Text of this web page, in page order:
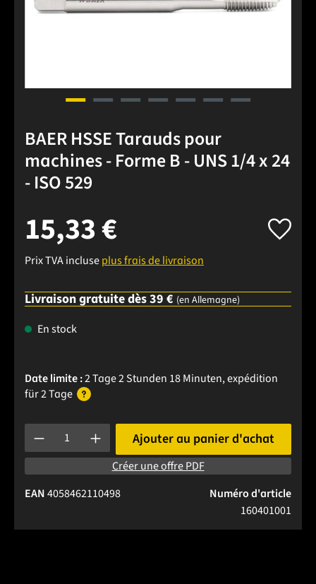
BAER HSSE Tarauds pour
machines - Forme B - UNS 1/4 x 24
- ISO 529
15,33 €
Prix TVA incluseplus frais de livraison
Livraison gratuite dès 39 € (en Allemagne)
En stock
Date limite :2 Tage 2 Stunden 18 Minuten, expédition
für 2 Tage
Quantité de produit : Entrez la quantité souhaitée ou
Ajouter au panier d'achat
Créer une offre PDF
Numéro d'article
160401001
EAN4058462110498